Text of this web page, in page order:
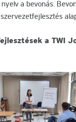
a bevonás.
a TWI